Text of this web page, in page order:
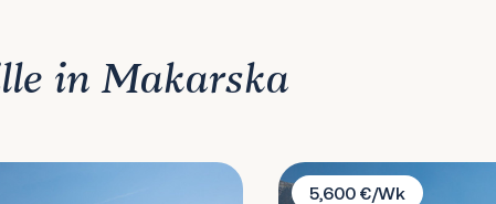
in Makarska
Villa Vespera
5,600 €/Wk